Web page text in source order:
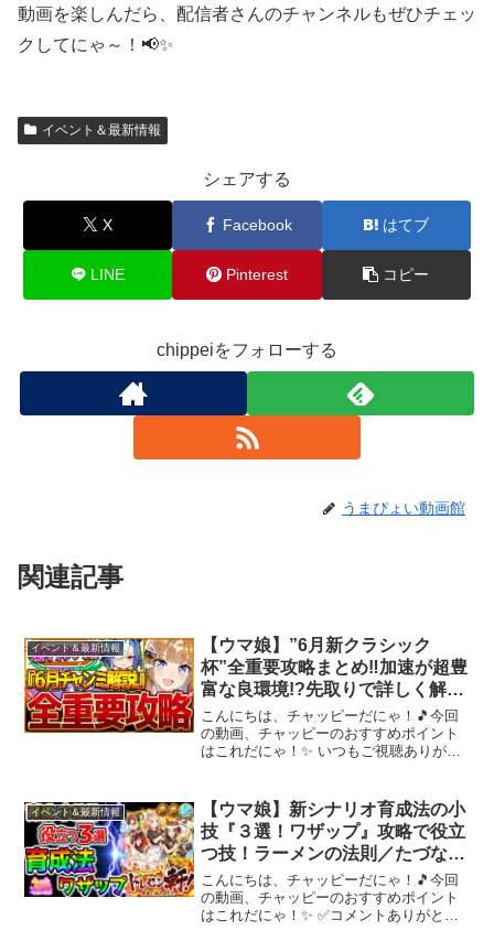
動画を楽しんだら、配信者さんのチャンネルもぜひチェッ
クしてにゃ～！📢✨
イベント＆最新情報
シェアする
X Facebook はてブ
LINE Pinterest コピー
chippeiをフォローする
うまぴょい動画館
関連記事
イベント＆最新情報
【ウマ娘】”6月新クラシック
杯”全重要攻略まとめ‼加速が超豊
富な良環境!?先取りで詳しく解
説！有効加速 レース環境 育成方
針 継承固有 因子厳選 強いウマ
娘！チャンミ東京2400ｍ/中距離
こんにちは、チャッピーだにゃ！🎵今回
の動画、チャッピーのおすすめポイント
はこれだにゃ！✨ いつもご視聴ありがと
まとめ 【✅5月リーグオブヒーロー
ズ】"5月短距離Lo...
イベント＆最新情報
【ウマ娘】新シナリオ育成法の小
技『３選！ワザップ』攻略で役立
つ技！ラーメンの法則／たづなさ
ん【攻略 解説 Umamusume ウマ
娘プリティーダービー 新シナリ
オ ラーメンシナリオ 育成法 地域
こんにちは、チャッピーだにゃ！🎵今回
の動画、チャッピーのおすすめポイント
はこれだにゃ！✨ ✅コメントありがと